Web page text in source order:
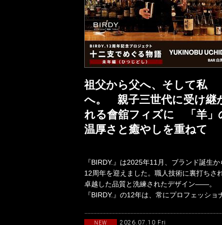
祖父から父へ、そして私
へ。 親子三世代に受け継
れる會舘フィズに 「羊」
温厚さと癒やしを重ねて
『BIRDY.』は2025年11月、ブランド誕生か
12周年を迎えました。職人技術に裏打ちさ
卓越した品質と洗練されたデザイン――。
『BIRDY.』の12年は、常にプロフェッショ
NEW 2026.07.10 Fri